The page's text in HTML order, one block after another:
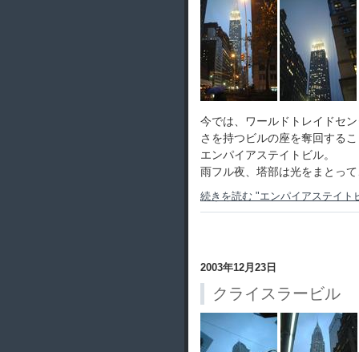
今では、ワールドトレイドセ
さを持つビルの座を奪回する
エンパイアステイトビル。
雨フル夜、塔部は光をまとっ
続きを読む "エンパイアステイト
2003年12月23日
クライスラービル